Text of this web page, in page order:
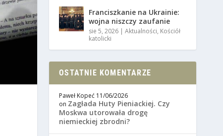
Franciszkanie na Ukrainie:
wojna niszczy zaufanie
sie 5, 2026 |Aktualności, Kościół
katolicki
OSTATNIE KOMENTARZE
Paweł Kopeć 11/06/2026
on Zagłada Huty Pieniackiej. Czy
Moskwa utorowała drogę
niemieckiej zbrodni?